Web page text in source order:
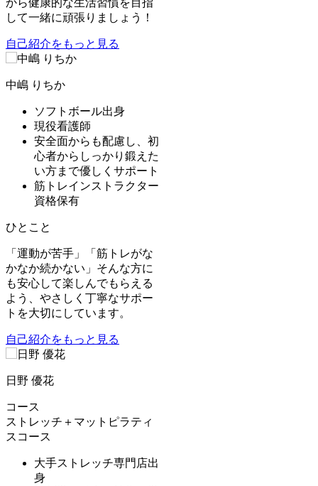
から健康的な生活習慣を目指
して一緒に頑張りましょう！
自己紹介をもっと見る
中嶋 りちか
ソフトボール出身
現役看護師
安全面からも配慮し、初
心者からしっかり鍛えた
い方まで優しくサポート
筋トレインストラクター
資格保有
ひとこと
「運動が苦手」「筋トレがな
かなか続かない」そんな方に
も安心して楽しんでもらえる
よう、やさしく丁寧なサポー
トを大切にしています。
自己紹介をもっと見る
日野 優花
コース
ストレッチ＋マットピラティ
スコース
大手ストレッチ専門店出
身